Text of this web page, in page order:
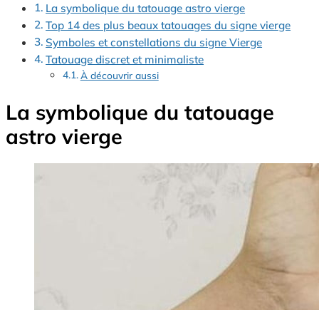
La symbolique du tatouage astro vierge
Top 14 des plus beaux tatouages du signe vierge
Symboles et constellations du signe Vierge
Tatouage discret et minimaliste
À découvrir aussi
La symbolique du tatouage
astro vierge